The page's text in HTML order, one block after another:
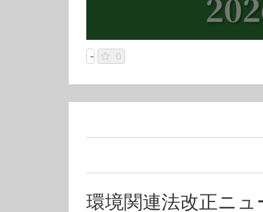
- 0
環境関連法改正ニ